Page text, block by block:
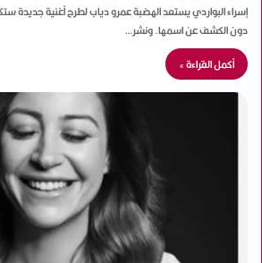
دون الكشف عن اسمها. ونشر…
أكمل القراءة »